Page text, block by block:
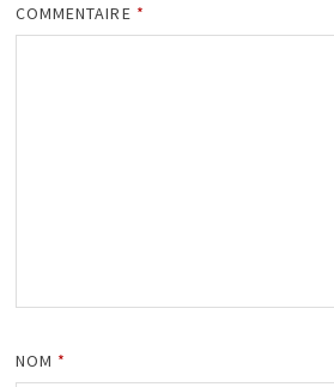
COMMENTAIRE *
NOM *